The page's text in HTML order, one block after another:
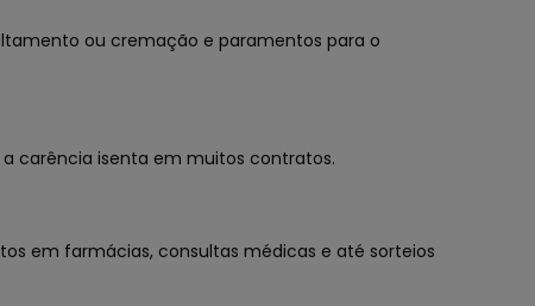
ou cremação e paramentos para o
carência isenta em muitos contratos.
em farmácias, consultas médicas e até sorteios